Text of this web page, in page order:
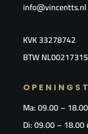
info@vincentts.nl
KVK33278742
BTW
Ma: 09.00 –
Di: 09.00 – 18.00